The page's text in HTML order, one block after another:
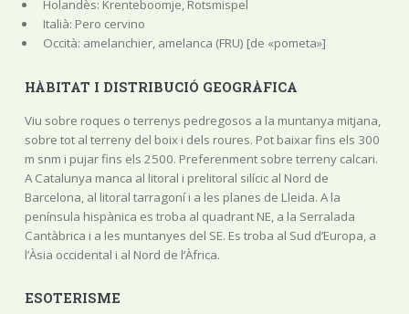
Holandès: Krenteboomje, Rotsmispel
Italià: Pero cervino
Occità: amelanchier, amelanca (FRU) [de «pometa»]
HÀBITAT I DISTRIBUCIÓ GEOGRÀFICA
Viu sobre roques o terrenys pedregosos a la muntanya mitjana,
sobre tot al terreny del boix i dels roures. Pot baixar fins els 300
m snm i pujar fins els 2500. Preferenment sobre terreny calcari.
A Catalunya manca al litoral i prelitoral silícic al Nord de
Barcelona, al litoral tarragoní i a les planes de Lleida. A la
península hispànica es troba al quadrant NE, a la Serralada
Cantàbrica i a les muntanyes del SE. Es troba al Sud d’Europa, a
l’Àsia occidental i al Nord de l’Àfrica.
ESOTERISME